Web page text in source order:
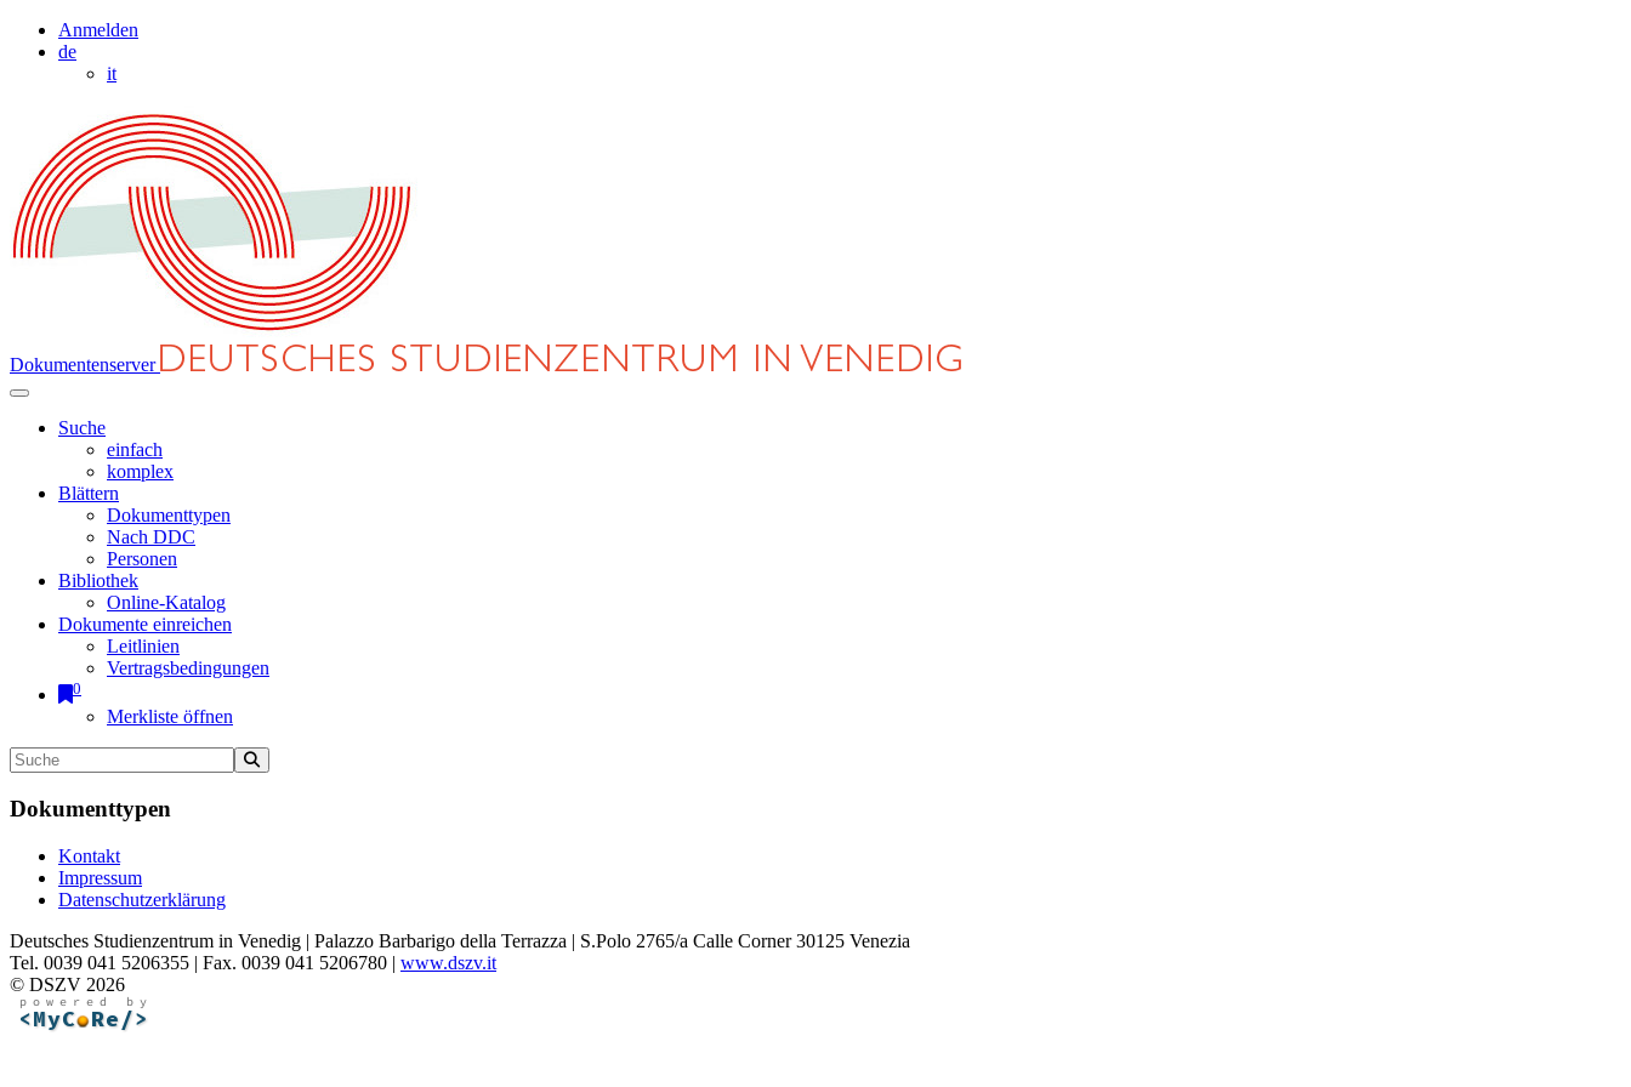
Anmelden
de
it
Dokumentenserver
Suche
einfach
komplex
Blättern
Dokumenttypen
Nach DDC
Personen
Bibliothek
Online-Katalog
Dokumente einreichen
Leitlinien
Vertragsbedingungen
0
Merkliste öffnen
Dokumenttypen
Kontakt
Impressum
Datenschutzerklärung
Deutsches Studienzentrum in Venedig | Palazzo Barbarigo della Terrazza | S.Polo 2765/a Calle Corner 30125 Venezia
Tel. 0039 041 5206355 | Fax. 0039 041 5206780 | www.dszv.it
© DSZV 2026